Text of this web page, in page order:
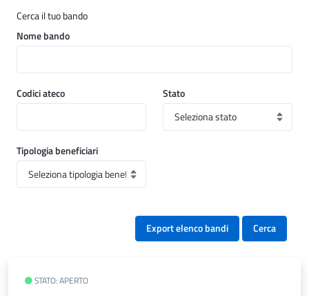
Cerca il tuo bando
Nome bando
Codici ateco Stato
Tipologia beneficiari
Export elenco bandi Cerca
STATO: APERTO